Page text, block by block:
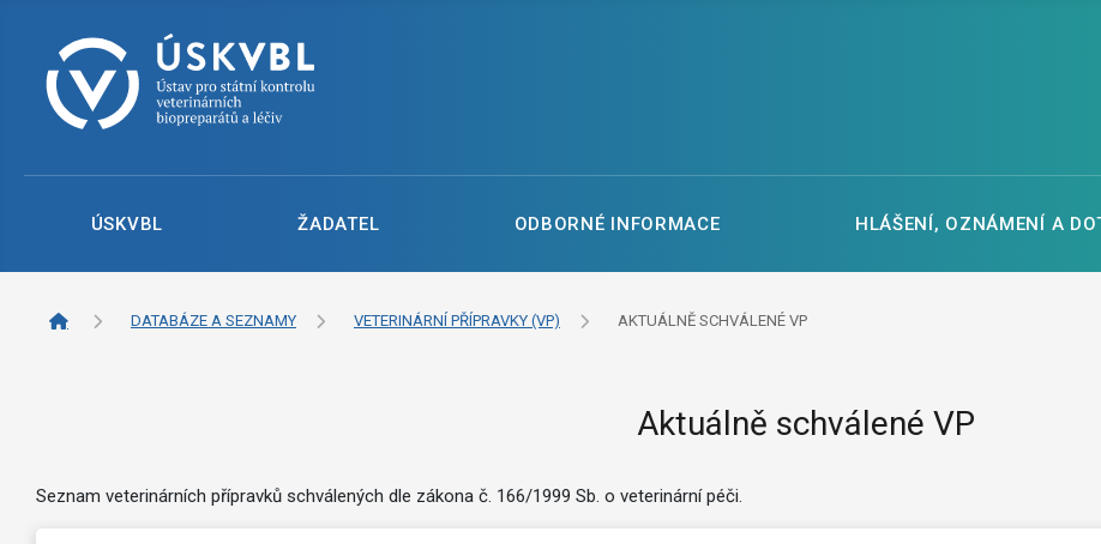
ÚSKVBL ŽADATEL ODBORNÉ INFORMACE HLÁŠENÍ, OZNÁMENÍ A
DATABÁZE A SEZNAMY VETERINÁRNÍ PŘÍPRAVKY (VP) AKTUÁLNĚ SCHVÁLENÉ VP
Aktuálně schválené VP
Seznam veterinárních přípravků schválených dle zákona č. 166/1999 Sb. o veterinární péči.